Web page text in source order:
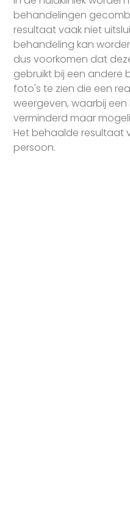
behandelingen
resultaat vaak niet
behandeling kan
dus voorkomen dat
gebruikt bij een andere
foto's te zien die een
weergeven, waarbij
verminderd maar
Het behaalde resultaat
persoon.